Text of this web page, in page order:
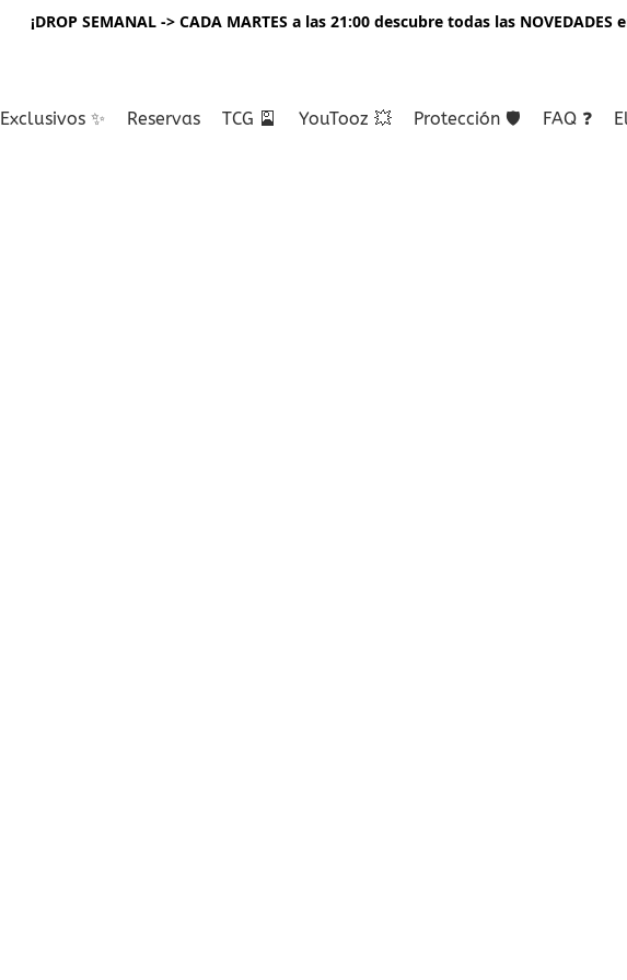
¡DROP SEMANAL -> CADA MARTES a las 21:00 descubre todas las NOVEDADES
Exclusivos ✨ Reservas TCG 🎴 YouTooz 💥 Protección 🛡️ FAQ ❓